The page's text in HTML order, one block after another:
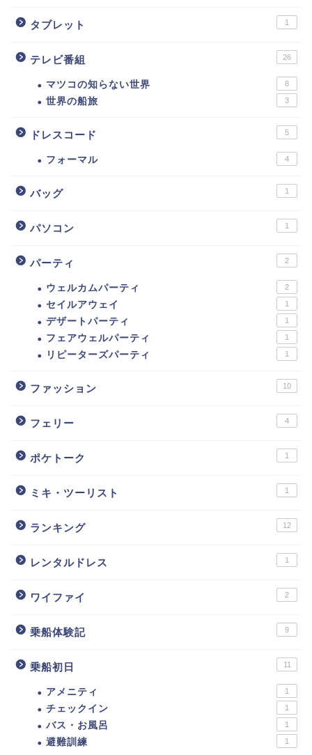
タブレット 1
テレビ番組 26
マツコの知らない世界 8
世界の船旅 3
ドレスコード 5
フォーマル 4
バッグ 1
パソコン 1
パーティ 2
ウェルカムパーティ 2
セイルアウェイ 1
デザートパーティ 1
フェアウェルパーティ 1
リピーターズパーティ 1
ファッション 10
フェリー 4
ポケトーク 1
ミキ・ツーリスト 1
ランキング 12
レンタルドレス 1
ワイファイ 2
乗船体験記 9
乗船初日 11
アメニティ 1
チェックイン 1
バス・お風呂 1
避難訓練 1